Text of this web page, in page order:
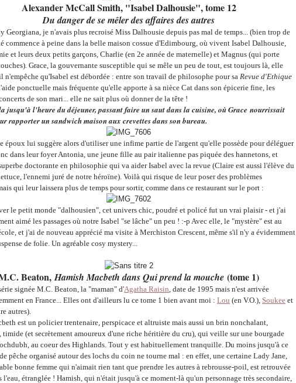
Alexander McCall Smith, "Isabel Dalhousie", tome 12
Du danger de se mêler des affaires des autres
Georgiana, je n'avais plus recroisé Miss Dalhousie depuis pas mal de temps... (bien trop de
commence à peine dans la belle maison cossue d'Edimbourg, où vivent Isabel Dalhousie,
et leurs deux petits garçons, Charlie (en 2e année de maternelle) et Magnus (qui porte
Grace, la gouvernante susceptible qui se mêle un peu de tout, est toujours là, elle
n'empêche qu'Isabel est débordée : entre son travail de philosophe pour sa Revue d'Ethique
ponctuelle mais fréquente qu'elle apporte à sa nièce Cat dans son épicerie fine, les
de son mari... elle ne sait plus où donner de la tête !
jusqu'à l'heure du déjeuner, passant faire un saut dans la cuisine, où Grace nourrissait
rapporter un sandwich maison aux crevettes dans son bureau.
époux lui suggère alors d'utiliser une infime partie de l'argent qu'elle possède pour déléguer
dans leur foyer Antonia, une jeune fille au pair italienne pas piquée des hannetons, et
doctorante en philosophie qui va aider Isabel avec la revue (Claire est aussi l'élève du
l'ennemi juré de notre héroïne). Voilà qui risque de leur poser des problèmes
qui leur laissera plus de temps pour sortir, comme dans ce restaurant sur le port :
le petit monde "dalhousien", cet univers chic, poudré et policé fut un vrai plaisir - et j'ai
aimé les passages où notre Isabel "se lâche" un peu ! :-p Avec elle, le "mystère" est au
et j'ai de nouveau apprécié ma visite à Merchiston Crescent, même s'il n'y a évidemment
de folie. Un agréable cosy mystery...
Beaton,Hamish Macbeth dans Qui prend la mouche (tome 1)
signée M.C. Beaton, la "maman" d'Agatha Raisin, date de 1995 mais n'est arrivée
en France... Elles ont d'ailleurs lu ce tome 1 bien avant moi : Lou (en V.O.), Soukee et
autres).
est un policier trentenaire, perspicace et altruiste mais aussi un brin nonchalant,
timide (et secrètement amoureux d'une riche héritière du cru), qui veille sur une bourgade
au coeur des Highlands. Tout y est habituellement tranquille. Du moins jusqu'à ce
pêche organisé autour des lochs du coin ne tourne mal : en effet, une certaine Lady Jane,
bonne femme qui n'aimait rien tant que prendre les autres à rebrousse-poil, est retrouvée
l'eau, étranglée ! Hamish, qui n'était jusqu'à ce moment-là qu'un personnage très secondaire,